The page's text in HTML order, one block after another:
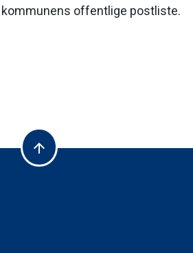
offentlige postliste.
arrow_upward